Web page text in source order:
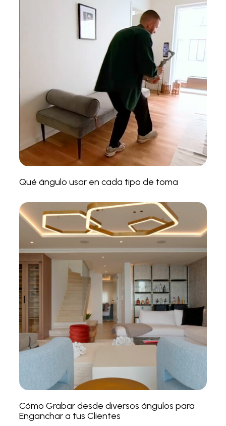
Qué ángulo usar en cada tipo de toma
Cómo Grabar desde diversos ángulos para
Enganchar a tus Clientes